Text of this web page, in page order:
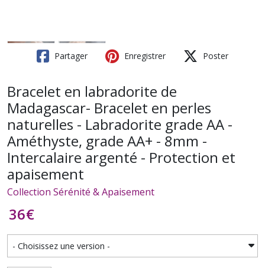
Partager Enregistrer Poster
Bracelet en labradorite de
Madagascar- Bracelet en perles
naturelles - Labradorite grade AA -
Améthyste, grade AA+ - 8mm -
Intercalaire argenté - Protection et
apaisement
Collection Sérénité & Apaisement
36€